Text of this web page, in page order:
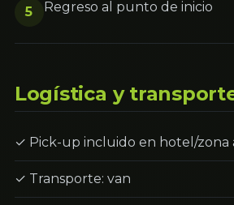
5 Regreso al punto de inicio
Logística y
✓ Pick-up incluido en hotel/zona
✓ Transporte: van